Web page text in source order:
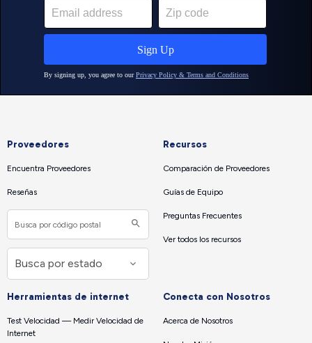
Proveedores
Encuentra Proveedores
Reseñas
Recursos
Comparación de Proveedores
Guías de Equipo
Preguntas Frecuentes
Ver todos los recursos
Herramientas de internet
Test Velocidad — Medir Velocidad de
Internet
Conecta con Nosotros
Acerca de Nosotros